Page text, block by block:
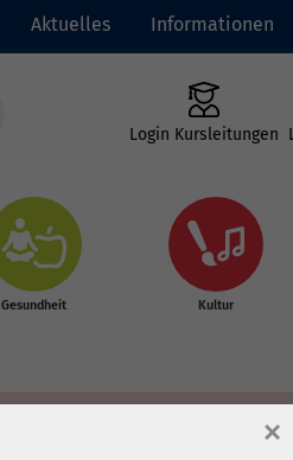
Aktuelles Informationen
Login Kursleitungen
Gesundheit Kultur
×